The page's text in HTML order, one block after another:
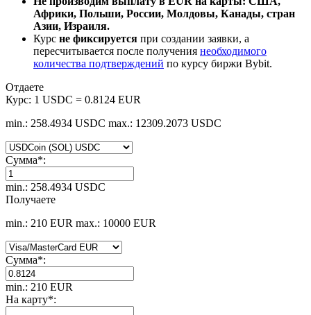
Африки, Польши, России, Молдовы, Канады, стран
Азии, Израиля.
Курс не фиксируется при создании заявки, а
пересчитывается после получения необходимого
количества подтверждений по курсу биржи Bybit.
Отдаете
Курс: 1 USDC = 0.8124 EUR
min.: 258.4934 USDC max.: 12309.2073 USDC
Сумма*:
min.: 258.4934 USDC
Получаете
min.: 210 EUR max.: 10000 EUR
Сумма*:
min.: 210 EUR
На карту*: